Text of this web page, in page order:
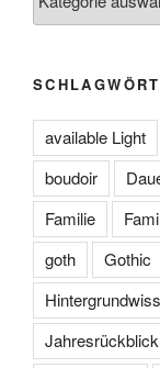
Kategorien
available Light
boudoir
Familie
goth
Gothic
Jahresrückblick